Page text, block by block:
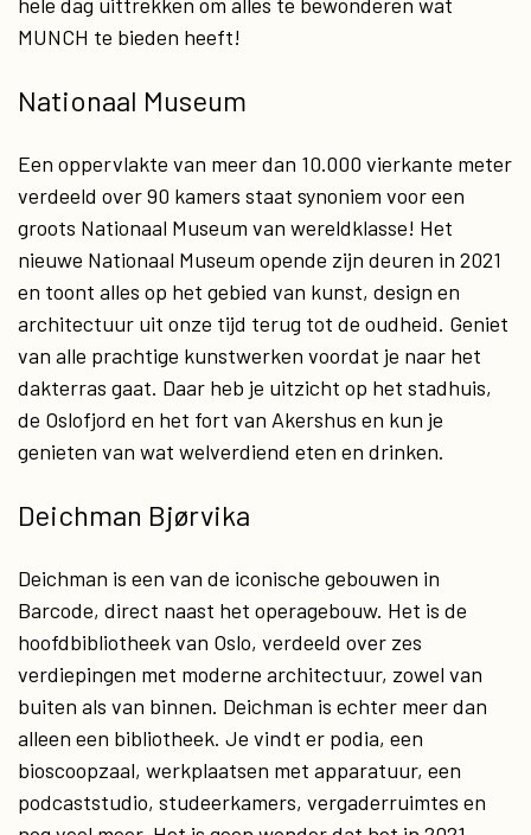
MUNCH te bieden heeft!
Nationaal Museum
Een oppervlakte van meer dan 10.000 vierkante meter
verdeeld over 90 kamers staat synoniem voor een
groots Nationaal Museum van wereldklasse! Het
nieuwe Nationaal Museum opende zijn deuren in 2021
en toont alles op het gebied van kunst, design en
architectuur uit onze tijd terug tot de oudheid. Geniet
van alle prachtige kunstwerken voordat je naar het
dakterras gaat. Daar heb je uitzicht op het stadhuis,
de Oslofjord en het fort van Akershus en kun je
genieten van wat welverdiend eten en drinken.
Deichman Bjørvika
Deichman is een van de iconische gebouwen in
Barcode, direct naast het operagebouw. Het is de
hoofdbibliotheek van Oslo, verdeeld over zes
verdiepingen met moderne architectuur, zowel van
buiten als van binnen. Deichman is echter meer dan
alleen een bibliotheek. Je vindt er podia, een
bioscoopzaal, werkplaatsen met apparatuur, een
podcaststudio, studeerkamers, vergaderruimtes en